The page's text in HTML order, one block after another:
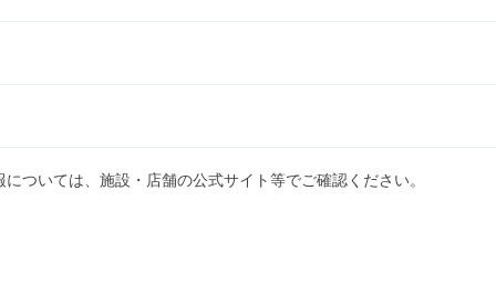
ついては、施設・店舗の公式サイト等でご確認ください。